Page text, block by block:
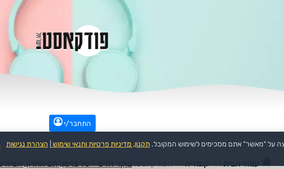
התחבר/י
עמוד הבית >> קומדיה >>הפודקאסט: בוקר חדש - טל ברמן, תם אהרון, אביה
על "מאשר" אתם מסכימים לשימוש המקובל. תקנון, מדיניות פרטיות ותנאי שימוש הצהרת נגישות